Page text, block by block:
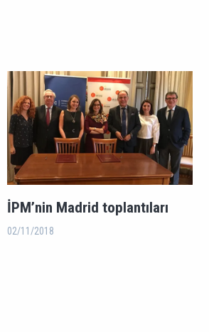
İPM’nin Madrid toplantıları
02/11/2018